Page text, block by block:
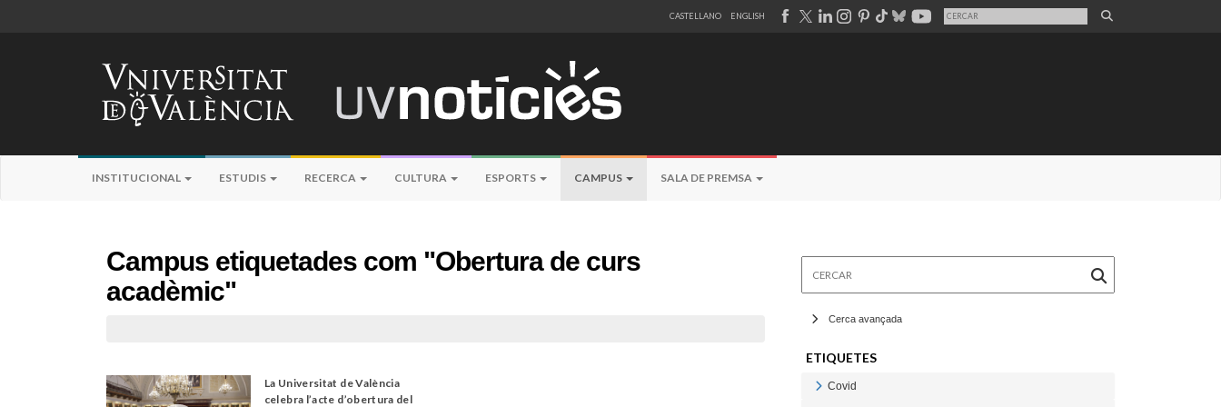
CASTELLANO ENGLISH
INSTITUCIONAL ESTUDIS RECERCA CULTURA ESPORTS CAMPUS SALA DE PREMSA
Campus etiquetades com "Obertura de curs
acadèmic"
La Universitat de València
celebra l’acte d’obertura del
Cerca avançada
ETIQUETES
Covid